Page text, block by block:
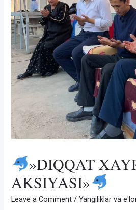
»DIQQAT
AKSIYASI»
Leave a Comment /Yangiliklar va